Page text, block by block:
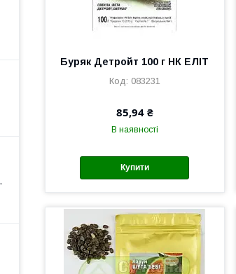
Буряк Детройт 100 г НК ЕЛІТ
083231
85,94 ₴
В наявності
Купити